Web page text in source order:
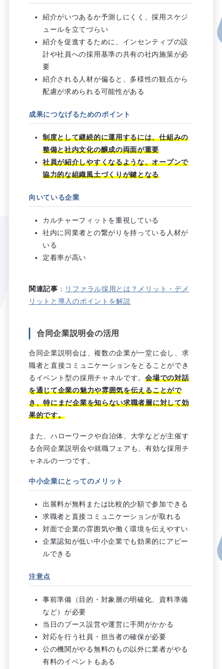
紹介がいつあるか予測しにくく、採用スケジ
ュールを立てづらい
紹介を促進するために、インセンティブの設
計や社員への採用基準の共有の社内施策が必
要
紹介される人材が偏ると、多様性の観点から
配慮が求められる可能性がある
成果につなげるためのポイント
制度として継続的に運用するには、仕組みの
整備と社内文化の醸成の両面が重要
社員が紹介しやすくなるような、オープンで
協力的な組織風土づくりが鍵となる
向いている企業
カルチャーフィットを重視している
社内に同業者との繋がりを持っている人材が
いる
定着率が高い
関連記事 ： リファラル採用とは？メリット・デメ
リットと導入のポイントを解説
合同企業説明会の活用
合同企業説明会は、複数の企業が一堂に会し、求
職者と直接コミュニケーションをとることができ
るイベント型の採用チャネルです。会場での対話
を通じて企業の魅力や雰囲気を伝えることがで
き、特にまだ企業を知らない求職者層に対して効
果的です。
また、ハローワークや自治体、大学などが主催す
る合同企業説明会や就職フェアも、有効な採用チ
ャネルの一つです。
中小企業にとってのメリット
出展料が無料または比較的少額で参加できる
求職者と直接コミュニケーションが取れる
対面で企業の雰囲気や働く環境を伝えやすい
企業認知が低い中小企業でも効果的にアピー
ルできる
注意点
事前準備（目的・対象層の明確化、資料準備
など）が必要
当日のブース設営や運営に手間がかかる
対応を行う社員・担当者の確保が必要
公の機関がやる無料のもの以外に業者がやる
有料のイベントもある